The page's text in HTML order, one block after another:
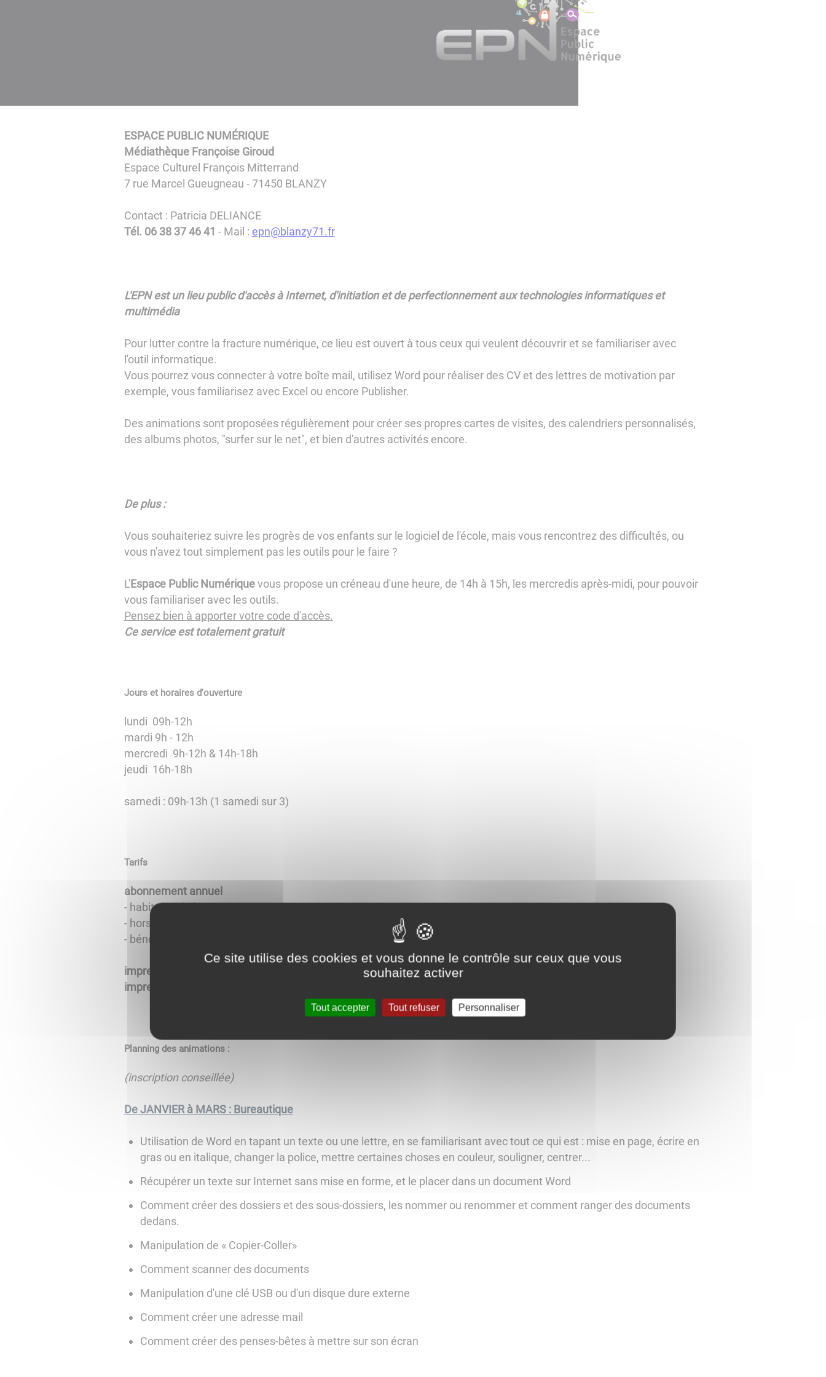
ESPACE PUBLIC NUMÉRIQUE
Médiathèque Françoise Giroud
Espace Culturel François Mitterrand
7 rue Marcel Gueugneau - 71450 BLANZY
Contact : Patricia DELIANCE
Tél. 06 38 37 46 41 - Mail : epn@blanzy71.fr
L'EPN est un lieu public d'accès à Internet, d'initiation et de perfectionnement aux technologies informatiques et
multimédia
Pour lutter contre la fracture numérique, ce lieu est ouvert à tous ceux qui veulent découvrir et se familiariser avec
l'outil informatique.
Vous pourrez vous connecter à votre boîte mail, utilisez Word pour réaliser des CV et des lettres de motivation par
exemple, vous familiarisez avec Excel ou encore Publisher.
Des animations sont proposées régulièrement pour créer ses propres cartes de visites, des calendriers personnalisés,
des albums photos, "surfer sur le net", et bien d'autres activités encore.
De plus :
Vous souhaiteriez suivre les progrès de vos enfants sur le logiciel de l'école, mais vous rencontrez des difficultés, ou
vous n'avez tout simplement pas les outils pour le faire ?
L'Espace Public Numériquevous propose un créneau d'une heure, de 14h à 15h, les mercredis après-midi, pour pouvoir
vous familiariser avec les outils.
Pensez bien à apporter votre code d'accès.
Ce service est totalement gratuit
Jours et horaires d'ouverture
lundi 09h-12h
mardi 9h - 12h
mercredi 9h-12h & 14h-18h
jeudi 16h-18h
samedi : 09h-13h (1 samedi sur 3)
Tarifs
abonnement annuel
- habitants de la CCM : 8 €
- hors CCM : 10 €
- bénéficiaires du RSA, chômeurs, - de 18 ans : 6 €
impression couleur :
impression noir et blanc :
Planning des animations :
(inscription conseillée)
De JANVIER à MARS : Bureautique
Utilisation de Word en tapant un texte ou une lettre, en se familiarisant avec tout ce qui est : mise en page, écrire en
gras ou en italique, changer la police, mettre certaines choses en couleur, souligner, centrer...
Récupérer un texte sur Internet sans mise en forme, et le placer dans un document Word
Comment créer des dossiers et des sous-dossiers, les nommer ou renommer et comment ranger des documents
dedans.
Manipulation de « Copier-Coller»
Comment scanner des documents
Manipulation d'une clé USB ou d'un disque dure externe
Comment créer une adresse mail
Comment créer des penses-bêtes à mettre sur son écran
Ce site utilise des cookies et vous donne le contrôle sur ceux que vous
souhaitez activer
Tout accepter Tout refuser Personnaliser